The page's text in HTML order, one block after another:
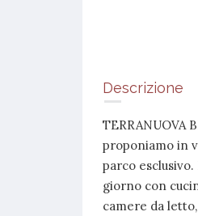
Descrizione
TERRANUOVA
proponiamo in
parco
giorno con
camere da